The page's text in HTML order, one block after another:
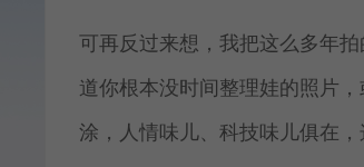
可再反过来想，我把这么多年
道你根本没时间整理娃的照片
涂，人情味儿、科技味儿俱在